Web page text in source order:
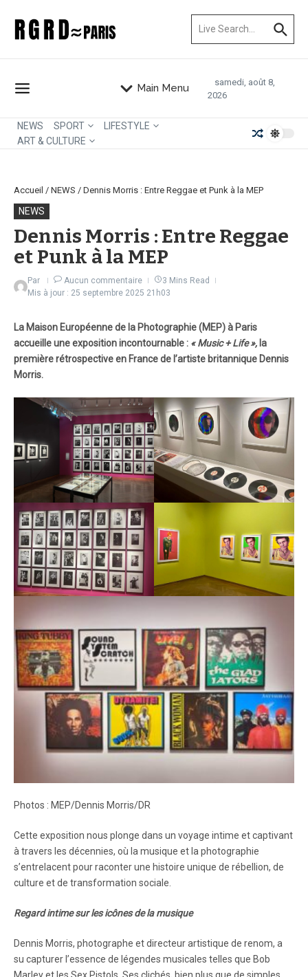
Main Menu
samedi, août 8,
2026
NEWS SPORT
LIFESTYLE
ART & CULTURE
Accueil / NEWS / Dennis Morris : Entre Reggae et Punk à la MEP
NEWS
Dennis Morris : Entre Reggae
et Punk à la MEP
Par Aucun commentaire
3 Mins Read
Mis à jour : 25 septembre 2025 21h03
La Maison Européenne de la Photographie (MEP) à Paris
accueille une exposition incontournable : « Music + Life », la
première rétrospective en France de l’artiste britannique Dennis
Morris.
Photos : MEP/Dennis Morris/DR
Cette exposition nous plonge dans un voyage intime et captivant
à travers les décennies, où la musique et la photographie
s’entrelacent pour raconter une histoire unique de rébellion, de
culture et de transformation sociale.
Regard intime sur les icônes de la musique
Dennis Morris, photographe et directeur artistique de renom, a
su capturer l’essence de légendes musicales telles que Bob